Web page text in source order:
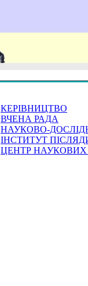
КЕРІВНИЦТВО
ВЧЕНА РАДА
НАУКОВО-
ІНСТИТУТ
ЦЕНТР